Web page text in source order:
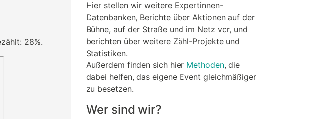
28%.
Hier stellen wir weitere Expertinnen-
Datenbanken, Berichte über Aktionen auf der
Bühne, auf der Straße und im Netz vor, und
berichten über weitere Zähl-Projekte und
Statistiken.
Außerdem finden sich hier Methoden, die
dabei helfen, das eigene Event gleichmäßiger
zu besetzen.
Wer sind wir?